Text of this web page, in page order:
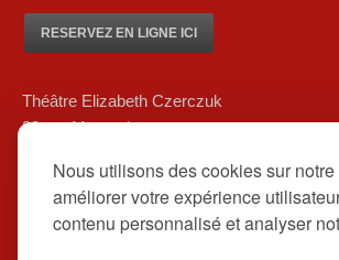
Nous utilisons des cookies sur
améliorer votre expérience
contenu personnalisé et analyser
RESERVEZ EN LIGNE ICI
Théâtre Elizabeth Czerczuk
20 rue Marsoulan
01 84 83 08 80/ 06 12 16 48 39
contact@theatreelizabethczerczuk.fr